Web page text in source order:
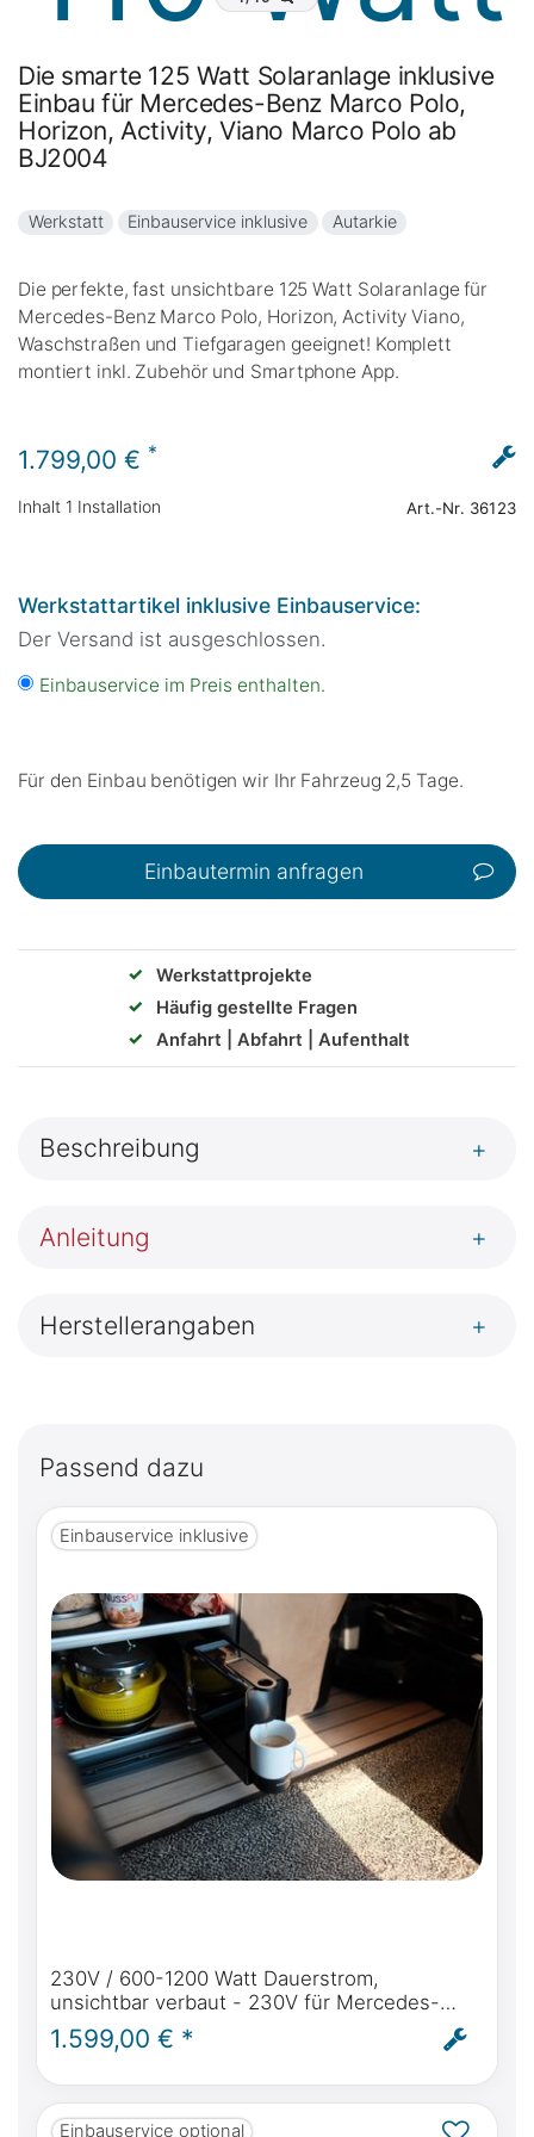
Die smarte 125 Watt Solaranlage inklusive
Einbau für Mercedes-Benz Marco Polo,
Horizon, Activity, Viano Marco Polo ab
BJ2004
Werkstatt Einbauservice inklusive Autarkie
Die perfekte, fast unsichtbare 125 Watt Solaranlage für
Mercedes-Benz Marco Polo, Horizon, Activity Viano,
Waschstraßen und Tiefgaragen geeignet! Komplett
montiert inkl. Zubehör und Smartphone App.
1.799,00 € *
Inhalt 1 Installation Art.-Nr. 36123
Werkstattartikel inklusive Einbauservice:
Der Versand ist ausgeschlossen.
Einbauservice im Preis enthalten.
Für den Einbau benötigen wir Ihr Fahrzeug 2,5 Tage.
Einbautermin anfragen
✓
Werkstattprojekte
✓
Häufig gestellte Fragen
✓
Anfahrt | Abfahrt | Aufenthalt
Beschreibung +
Anleitung +
Herstellerangaben +
Passend dazu
Einbauservice inklusive
230V / 600-1200 Watt Dauerstrom,
unsichtbar verbaut - 230V für Mercedes-
Benz Marco Polo (W447) ab BJ2014 autark
Strom im Marco Polo - inkl. Einbau
1.599,00 € *
Einbauservice optional